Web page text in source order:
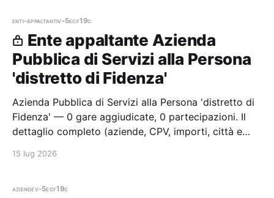
enti-appaltantiv-5ecf19c
Ente appaltante Azienda
Pubblica di Servizi alla Persona
'distretto di Fidenza'
Azienda Pubblica di Servizi alla Persona 'distretto di
Fidenza' — 0 gare aggiudicate, 0 partecipazioni. Il
dettaglio completo (aziende, CPV, importi, città e
Radar.
15 lug 2026
aziendev-5ecf19c